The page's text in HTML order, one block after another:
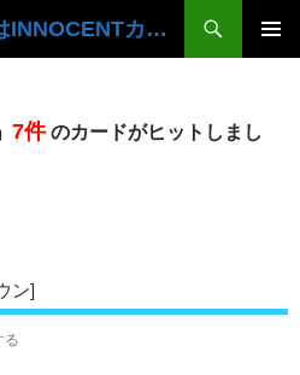
魔法少女リリカルなのはINNOCENTカードデータベース
7件のカードがヒットしまし
ン]
る